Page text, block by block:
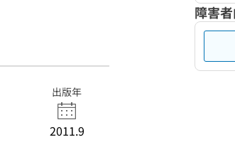
出版年
2011.9
障害